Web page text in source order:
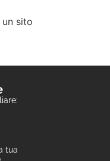
sito
tua